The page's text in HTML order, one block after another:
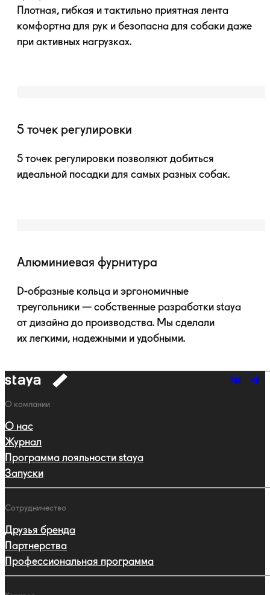
Плотная, гибкая и тактильно приятная лента
комфортна для рук и безопасна для собаки даже
при активных нагрузках.
5 точек регулировки
5 точек регулировки позволяют добиться
идеальной посадки для самых разных собак.
Алюминиевая фурнитура
D-образные кольца и эргономичные
треугольники — собственные разработки staya
от дизайна до производства. Мы сделали
их легкими, надежными и удобными.
к
Навигация
О компании
О нас
Журнал
Программа лояльности staya
Запуски
Сотрудничество
Друзья бренда
Партнерства
Профессиональная программа